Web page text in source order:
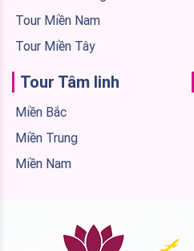
Tour Miền Nam
Tour Miền Tây
Tour Tâm linh
Miền Bắc
Miền Trung
Miền Nam